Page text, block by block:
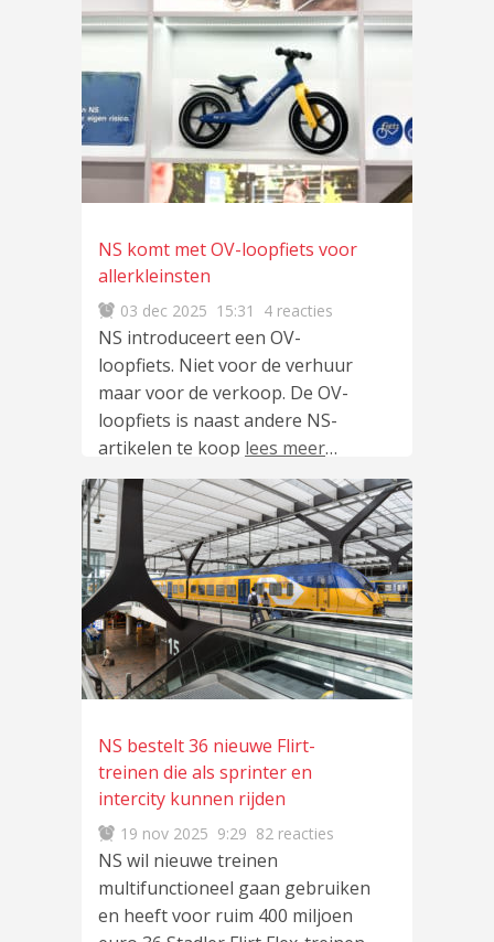
NS komt met OV-loopfiets voor
allerkleinsten
03 dec 2025 15:31 4 reacties
NS introduceert een OV-
loopfiets. Niet voor de verhuur
maar voor de verkoop. De OV-
loopfiets is naast andere NS-
artikelen te koop lees meer…
NS bestelt 36 nieuwe Flirt-
treinen die als sprinter en
intercity kunnen rijden
19 nov 2025 9:29 82 reacties
NS wil nieuwe treinen
multifunctioneel gaan gebruiken
en heeft voor ruim 400 miljoen